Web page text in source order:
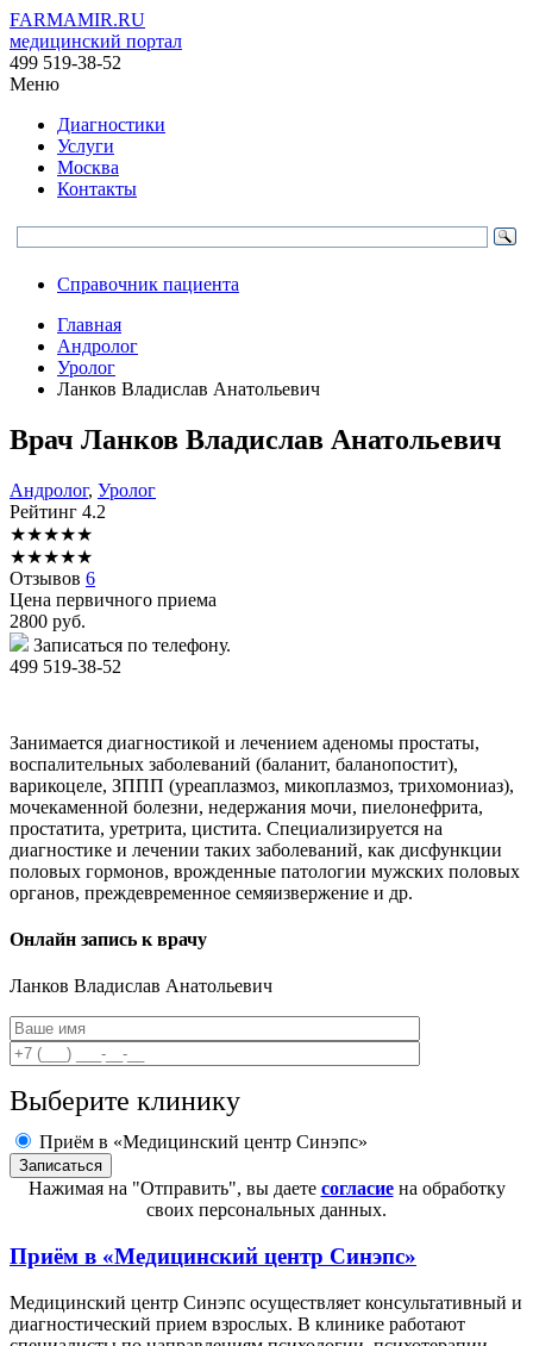
FARMAMIR.RU
медицинский портал
499 519-38-52
Меню
Диагностики
Услуги
Москва
Контакты
Справочник пациента
Главная
Андролог
Уролог
Ланков Владислав Анатольевич
Врач Ланков Владислав Анатольевич
Андролог, Уролог
Рейтинг 4.2
★★★★★
★★★★★
Отзывов 6
Цена первичного приема
2800 руб.
Записаться по телефону.
499 519-38-52
Занимается диагностикой и лечением аденомы простаты,
воспалительных заболеваний (баланит, баланопостит),
варикоцеле, ЗППП (уреаплазмоз, микоплазмоз, трихомониаз),
мочекаменной болезни, недержания мочи, пиелонефрита,
простатита, уретрита, цистита. Специализируется на
диагностике и лечении таких заболеваний, как дисфункции
половых гормонов, врожденные патологии мужских половых
органов, преждевременное семяизвержение и др.
Онлайн запись к врачу
Ланков Владислав Анатольевич
Выберите клинику
Приём в «Медицинский центр Синэпс»
Нажимая на "Отправить", вы даете согласиена обработку
своих персональных данных.
Приём в «Медицинский центр Синэпс»
Медицинский центр Синэпс осуществляет консультативный и
диагностический прием взрослых. В клинике работают